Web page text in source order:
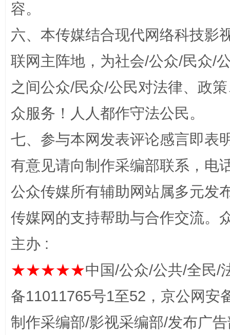
在谋一域中谋全局
今
习近平的博鳌关键词
魏明
生
容。
六、本传媒结合现代网络科技影
联网主阵地，为社会/公众/民众/
之间公众/民众/公民对法律、政
众服务！人人都作守法公民。
七、参与本网发表评论感言即表
有意见请向制作采编部联系，电
公众传媒所有辅助网站属多元发
传媒网的支持帮助与合作交流。
主办 :
★★★★★中国/公众/公共/全民/
备11011765号1至52，京公网安
制作采编部/影视采编部/发布广